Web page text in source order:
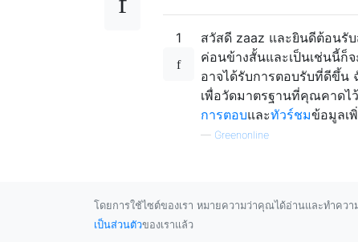
1 สวัสดี zaaz และยินดีต้อนรั
ค่อนข้างสั้นและเป็นเช่นนี้ก็
อาจได้รับการตอบรับที่ดีขึ้น
เพื่อวัดมาตรฐานที่คุณคาดไ
การตอบและทัวร์ชมข้อมูลเ
— Greenonline
โดยการใช้ไซต์ของเรา หมายความว่าคุณได้อ่านและทำควา
เป็นส่วนตัวของเราแล้ว